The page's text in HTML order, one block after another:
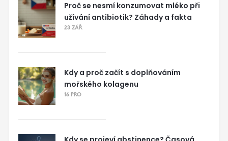
Proč se nesmí konzumovat mléko při
užívání antibiotik? Záhady a fakta
23 ZÁŘ
Kdy a proč začít s doplňováním
mořského kolagenu
16 PRO